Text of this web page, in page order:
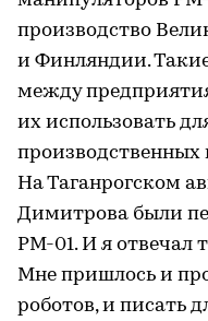
производство
и Финляндии.
между
их использовать
производственных
На Таганрогском
Димитрова были
РМ-01. И я отвечал
Мне пришлось и
роботов, и писать